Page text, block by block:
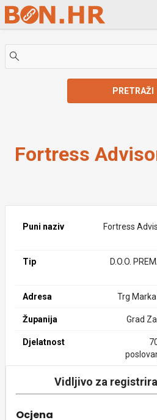
Skip to Main Content
PRETRAŽI
Fortress
Puni naziv
Fortress
Tip
D.O.O.
Adresa Trg
Županija Grad
Djelatnost
Vidljivo za
Ocjena